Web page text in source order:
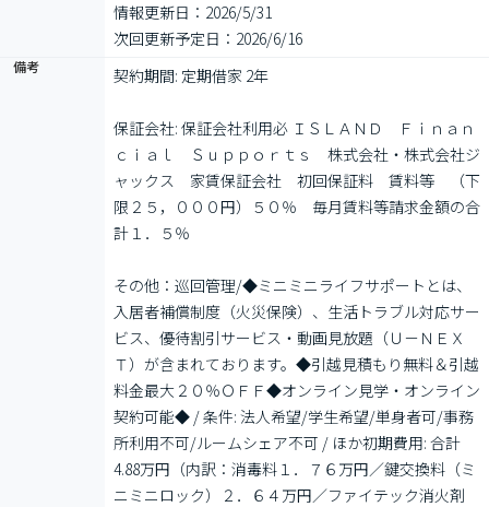
情報更新日：2026/5/31
次回更新予定日：2026/6/16
備考 契約期間: 定期借家 2年
保証会社: 保証会社利用必 ＩＳＬＡＮＤ　Ｆｉｎａｎ
ｃｉａｌ　Ｓｕｐｐｏｒｔｓ　株式会社・株式会社ジ
ャックス　家賃保証会社　初回保証料　賃料等　（下
限２５，０００円）５０％　毎月賃料等請求金額の合
計１．５％
その他：巡回管理/◆ミニミニライフサポートとは、
入居者補償制度（火災保険）、生活トラブル対応サー
ビス、優待割引サービス・動画見放題（Ｕ－ＮＥＸ
Ｔ）が含まれております。◆引越見積もり無料＆引越
料金最大２０％ＯＦＦ◆オンライン見学・オンライン
契約可能◆ / 条件: 法人希望/学生希望/単身者可/事務
所利用不可/ルームシェア不可 / ほか初期費用: 合計
4.88万円（内訳：消毒料１．７６万円／鍵交換料（ミ
ニミニロック）２．６４万円／ファイテック消火剤